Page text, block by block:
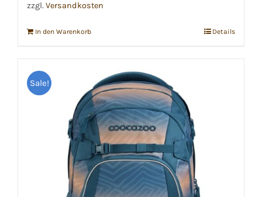
zzgl. Versandkosten
In den Warenkorb Details
Sale!